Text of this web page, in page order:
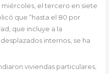
el tercero en siete
que “hasta el 80 por
que incluye a la
internos, se ha
viviendas particulares,